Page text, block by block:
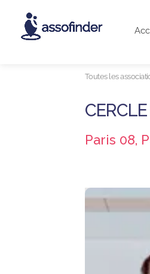
Toutes les
Paris 08,